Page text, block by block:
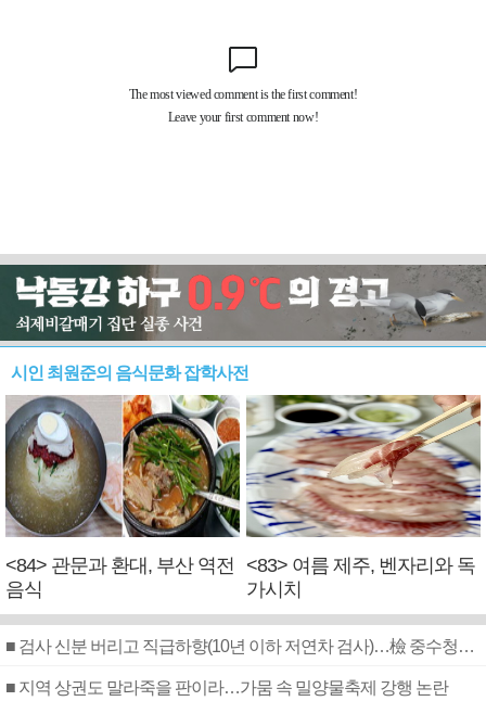
시인 최원준의 음식문화 잡학사전
<84> 관문과 환대, 부산 역전
음식
<83> 여름 제주, 벤자리와 독
가시치
■ 검사 신분 버리고 직급하향(10년 이하 저연차 검사)…檢 중수청행 기피
■ 지역 상권도 말라죽을 판이라…가뭄 속 밀양물축제 강행 논란